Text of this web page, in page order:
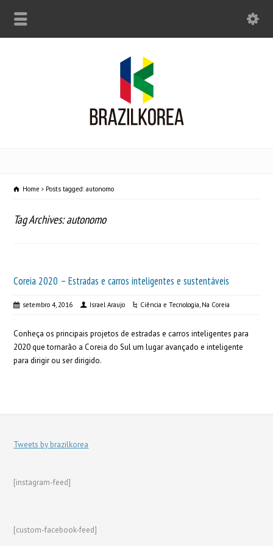
Home Posts tagged: autonomo
Tag Archives: autonomo
Coreia 2020 – Estradas e carros inteligentes e sustentáveis
setembro 4, 2016 Israel Araujo Ciência e Tecnologia, Na Coreia
Conheça os principais projetos de estradas e carros inteligentes para
2020 que tornarão a Coreia do Sul um lugar avançado e inteligente
para dirigir ou ser dirigido.
Tweets by brazilkorea
[instagram-feed]
[custom-facebook-feed]